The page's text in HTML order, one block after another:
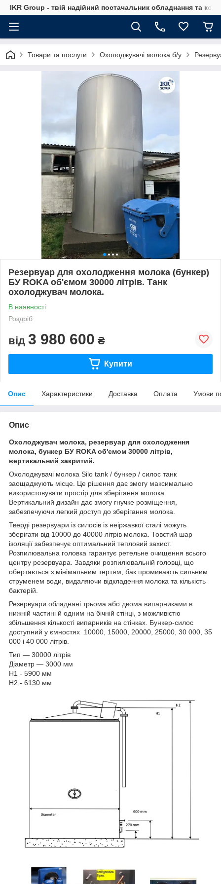
IKR Group - твій надійний постачальник обладнання та
Товари та послуги Охолоджувачі молока б/у
Резервуар для охолодження молока (бункер)
БУ ROKA об'ємом 30000 літрів. Танк
охолоджувач молока.
В наявності
Роздріб
від 3 980 600 ₴
Купити
Опис Характеристики Доставка Оплата Умови
Опис
Охолоджувач молока, резервуар для охолодження
молока, бункер БУ ROKA об'ємом 30000 літрів,
вертикальний закритий.
Охолоджувачі молока Silo tank / бункер / силос танк
заощаджують місце. Це рішення дає змогу максимально
використовувати простір для зберігання молока.
Вертикальний дизайн дає змогу гнучке розміщення,
забезпечуючи легкий доступ до зберігання молока.
Тверді резервуари із силосів із неіржавкої сталі можуть
зберігати від 10000 до 40000 літрів молока. Товстий шар
ізоляції забезпечує оптимальний тепловий захист.
Розпилювальна головка гарантує ретельне очищення всього
центру резервуара. Завдяки розпилювальній головці, що
обертається з мінімальним тертям, бак промивають сильним
струменем води, видаляючи відкладення молока та кількість
бактерій.
Резервуари обладнані трьома або двома випарниками в
нижній частині й одним на бічній стінці, з можливістю
збільшення кількості випарників на стінках. Бункер-силос
доступний у ємностях 10000, 15000, 20000, 25000, 30 000, 35
000 і 40 000 літрів.
Тип — 30000 літрів
Діаметр — 3000 мм
H1 - 5900 мм
H2 - 6130 мм